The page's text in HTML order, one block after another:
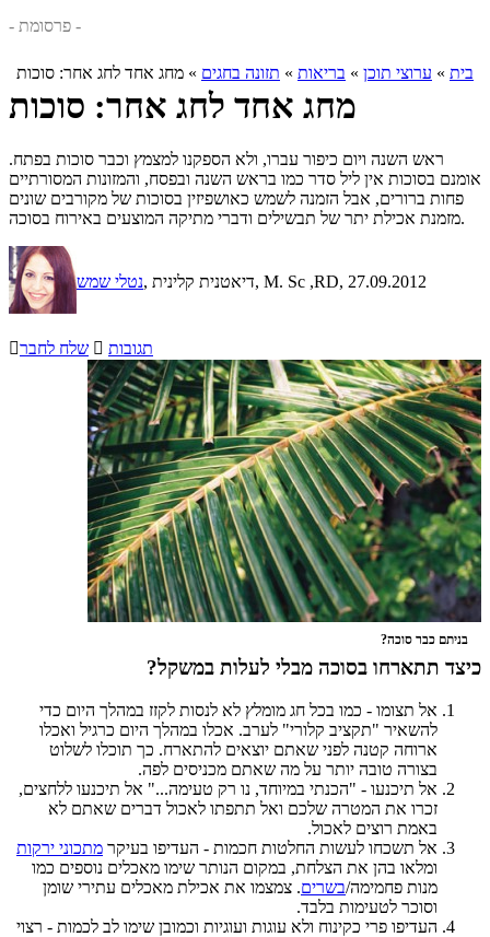
- פרסומת -
בית » ערוצי תוכן » בריאות » תזונה בחגים » מחג אחד לחג אחר: סוכות
מחג אחד לחג אחר: סוכות
ראש השנה ויום כיפור עברו, ולא הספקנו למצמץ וכבר סוכות בפתח.
אומנם בסוכות אין ליל סדר כמו בראש השנה ובפסח, והמזונות המסורתיים
פחות ברורים, אבל הזמנה לשמש כאושפיזין בסוכות של מקורבים שונים
מזמנת אכילת יתר של תבשילים ודברי מתיקה המוצעים באירוח בסוכה.
נטלי שמש , דיאטנית קלינית, M. Sc ,RD, 27.09.2012
שלח לחבר  תגובות
בניתם כבר סוכה?
כיצד תתארחו בסוכה מבלי לעלות במשקל?
אל תצומו - כמו בכל חג מומלץ לא לנסות לקזז במהלך היום כדי
להשאיר "תקציב קלורי" לערב. אכלו במהלך היום כרגיל ואכלו
ארוחה קטנה לפני שאתם יוצאים להתארח. כך תוכלו לשלוט
בצורה טובה יותר על מה שאתם מכניסים לפה.
אל תיכנעו - "הכנתי במיוחד, נו רק טעימה..." אל תיכנעו ללחצים,
זכרו את המטרה שלכם ואל תתפתו לאכול דברים שאתם לא
באמת רוצים לאכול.
אל תשכחו לעשות החלטות חכמות - העדיפו בעיקר מתכוני ירקות
ומלאו בהן את הצלחת, במקום הנותר שימו מאכלים נוספים כמו
מנות פחמימה/בשרים. צמצמו את אכילת מאכלים עתירי שומן
וסוכר לטעימות בלבד.
העדיפו פרי כקינוח ולא עוגות ועוגיות וכמובן שימו לב לכמות - רצוי